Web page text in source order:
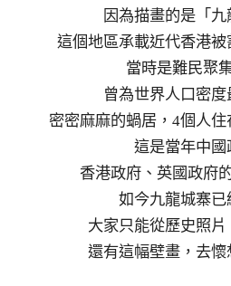
因為描畫的是「九
這個地區承載近代香港被
當時是難民聚
曾為世界人口密度
密密麻麻的蝸居，4個人住
這是當年中國
香港政府、英國政府
如今九龍城寨已
大家只能從歷史照片
還有這幅壁畫，去懷